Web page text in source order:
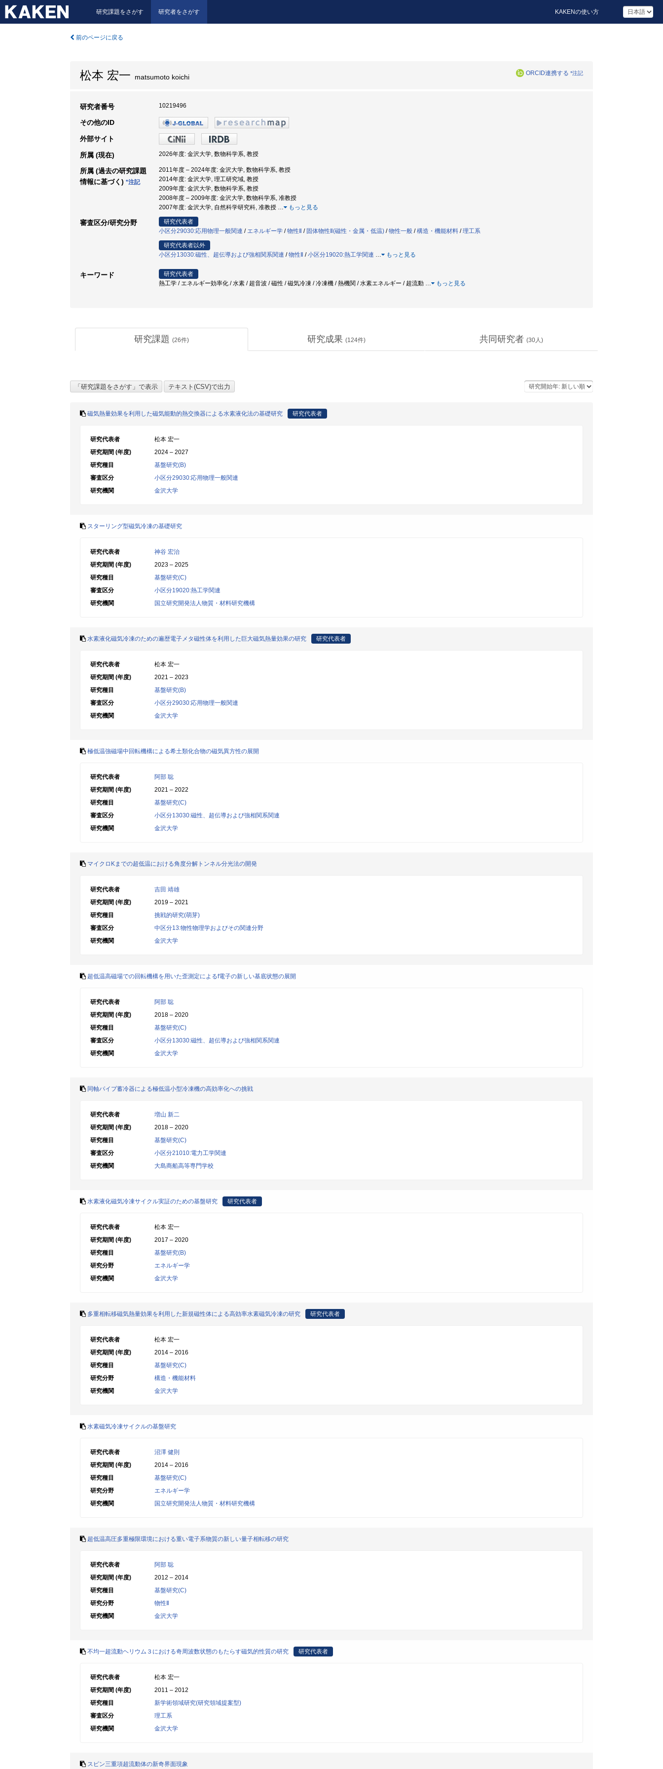
研究課題をさがす 研究者をさがす KAKENの使い方
前のページに戻る
松本 宏一 matsumoto koichi ORCID連携する *注記
研究者番号 10219496
その他のID
外部サイト
所属 (現在) 2026年度: 金沢大学, 数物科学系, 教授
所属 (過去の研究課題
情報に基づく) *注記
2011年度 – 2024年度: 金沢大学, 数物科学系, 教授
2014年度: 金沢大学, 理工研究域, 教授
2009年度: 金沢大学, 数物科学系, 教授
2008年度 – 2009年度: 金沢大学, 数物科学系, 准教授
2007年度: 金沢大学, 自然科学研究科, 准教授 … もっと見る
審査区分/研究分野
研究代表者
小区分29030:応用物理一般関連 / エネルギー学 /物性Ⅱ / 固体物性Ⅱ(磁性・金属・低温) /物性一般 /構造・機能材料 /理工系
研究代表者以外
小区分13030:磁性、超伝導および強相関系関連 /物性Ⅱ /小区分19020:熱工学関連 … もっと見る
キーワード
研究代表者
熱工学 / エネルギー効率化 / 水素 / 超音波 / 磁性 / 磁気冷凍 / 冷凍機 / 熱機関 / 水素エネルギー / 超流動 … もっと見る
研究課題 (26件) 研究成果 (124件) 共同研究者 (30人)
磁気熱量効果を利用した磁気能動的熱交換器による水素液化法の基礎研究 研究代表者
研究代表者
松本 宏一
研究期間 (年度)
2024 – 2027
研究種目
基盤研究(B)
審査区分
小区分29030:応用物理一般関連
研究機関
金沢大学
スターリング型磁気冷凍の基礎研究
研究代表者
神谷 宏治
研究期間 (年度)
2023 – 2025
研究種目
基盤研究(C)
審査区分
小区分19020:熱工学関連
研究機関
国立研究開発法人物質・材料研究機構
水素液化磁気冷凍のための遍歴電子メタ磁性体を利用した巨大磁気熱量効果の研究 研究代表者
研究代表者
松本 宏一
研究期間 (年度)
2021 – 2023
研究種目
基盤研究(B)
審査区分
小区分29030:応用物理一般関連
研究機関
金沢大学
極低温強磁場中回転機構による希土類化合物の磁気異方性の展開
研究代表者
阿部 聡
研究期間 (年度)
2021 – 2022
研究種目
基盤研究(C)
審査区分
小区分13030:磁性、超伝導および強相関系関連
研究機関
金沢大学
マイクロKまでの超低温における角度分解トンネル分光法の開発
研究代表者
吉田 靖雄
研究期間 (年度)
2019 – 2021
研究種目
挑戦的研究(萌芽)
審査区分
中区分13:物性物理学およびその関連分野
研究機関
金沢大学
超低温高磁場での回転機構を用いた歪測定によるf電子の新しい基底状態の展開
研究代表者
阿部 聡
研究期間 (年度)
2018 – 2020
研究種目
基盤研究(C)
審査区分
小区分13030:磁性、超伝導および強相関系関連
研究機関
金沢大学
同軸パイプ蓄冷器による極低温小型冷凍機の高効率化への挑戦
研究代表者
増山 新二
研究期間 (年度)
2018 – 2020
研究種目
基盤研究(C)
審査区分
小区分21010:電力工学関連
研究機関
大島商船高等専門学校
水素液化磁気冷凍サイクル実証のための基盤研究 研究代表者
研究代表者
松本 宏一
研究期間 (年度)
2017 – 2020
研究種目
基盤研究(B)
研究分野
エネルギー学
研究機関
金沢大学
多重相転移磁気熱量効果を利用した新規磁性体による高効率水素磁気冷凍の研究 研究代表者
研究代表者
松本 宏一
研究期間 (年度)
2014 – 2016
研究種目
基盤研究(C)
研究分野
構造・機能材料
研究機関
金沢大学
水素磁気冷凍サイクルの基盤研究
研究代表者
沼澤 健則
研究期間 (年度)
2014 – 2016
研究種目
基盤研究(C)
研究分野
エネルギー学
研究機関
国立研究開発法人物質・材料研究機構
超低温高圧多重極限環境における重い電子系物質の新しい量子相転移の研究
研究代表者
阿部 聡
研究期間 (年度)
2012 – 2014
研究種目
基盤研究(C)
研究分野
物性Ⅱ
研究機関
金沢大学
不均一超流動ヘリウム３における奇周波数状態のもたらす磁気的性質の研究 研究代表者
研究代表者
松本 宏一
研究期間 (年度)
2011 – 2012
研究種目
新学術領域研究(研究領域提案型)
審査区分
理工系
研究機関
金沢大学
スピン三重項超流動体の新奇界面現象